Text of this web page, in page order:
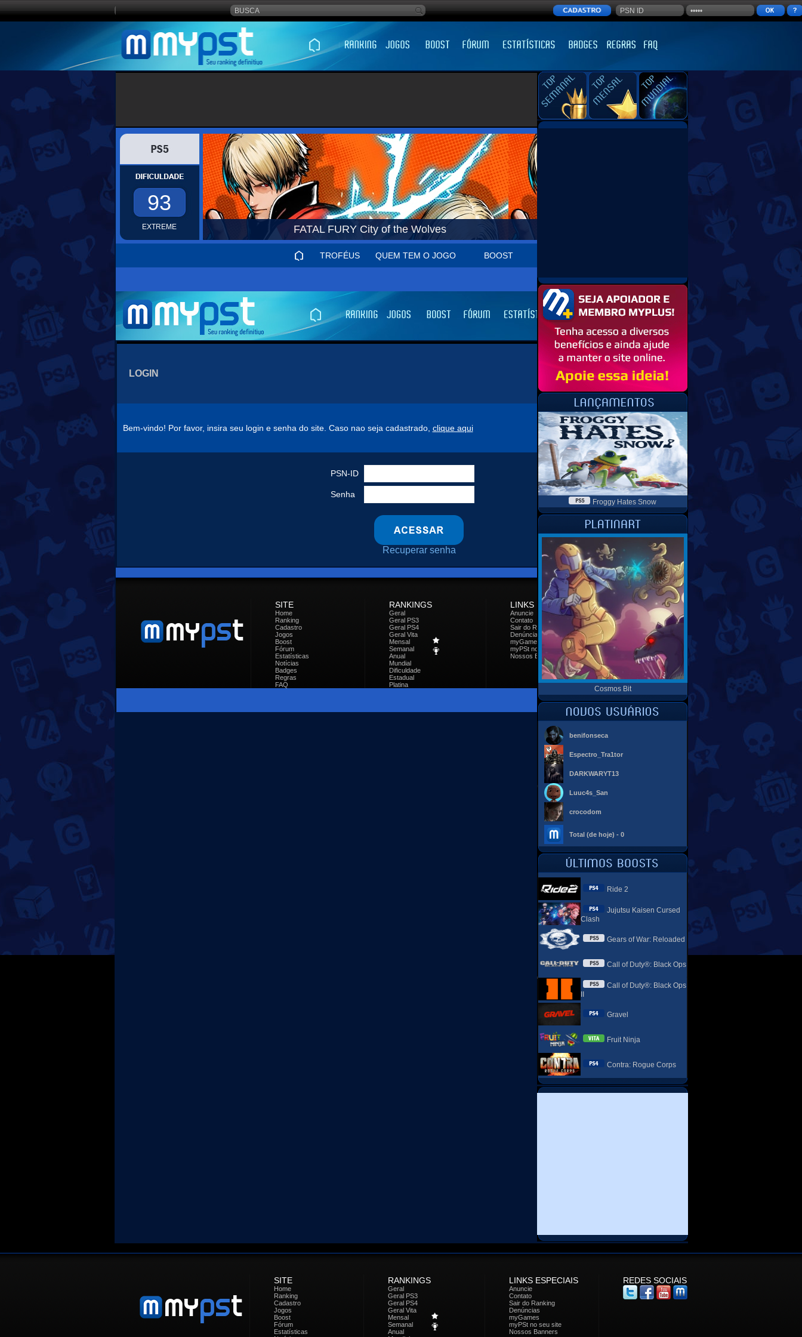
93
EXTREME FATAL FURY City of the Wolves
TROFÉUS QUEM TEM O JOGO BOOST
LOGIN
Bem-vindo! Por favor, insira seu login e senha do site. Caso nao seja cadastrado, clique aqui
PSN-ID
Senha
Recuperar senha
SITE RANKINGS LINKS ESPECIAIS REDES SOCIAIS
Home
Ranking
Cadastro
Jogos
Boost
Fórum
Estatísticas
Notícias
Badges
Regras
FAQ
Geral
Geral PS3
Geral PS4
Geral Vita
Mensal
Semanal
Anual
Mundial
Dificuldade
Estadual
Platina
Anuncie
Contato
Sair do Ranking
Denúncias
myGames
myPSt no seu site
Nossos Banners
Froggy Hates Snow
Cosmos Bit
benifonseca
Espectro_Tra1tor
DARKWARYT13
Luuc4s_San
crocodom
Total (de hoje) - 0
Ride 2
Jujutsu Kaisen Cursed
Clash
Gears of War: Reloaded
Call of Duty®: Black Ops
Call of Duty®: Black Ops
Gravel
Fruit Ninja
Contra: Rogue Corps
SITE RANKINGS LINKS ESPECIAIS REDES SOCIAIS
Home
Ranking
Cadastro
Jogos
Boost
Fórum
Estatísticas
Geral
Geral PS3
Geral PS4
Geral Vita
Mensal
Semanal
Anual
Anuncie
Contato
Sair do Ranking
Denúncias
myGames
myPSt no seu site
Nossos Banners